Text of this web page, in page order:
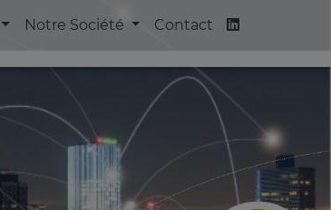
Notre Société Contact